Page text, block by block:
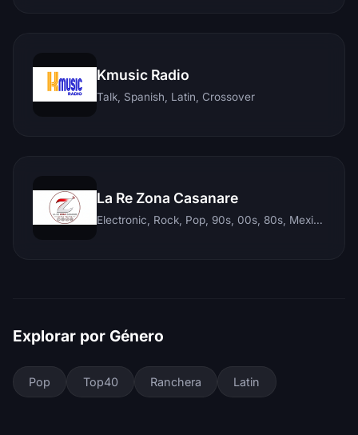
Kmusic Radio
Talk, Spanish, Latin, Crossover
La Re Zona Casanare
Electronic, Rock, Pop, 90s, 00s, 80s, Mexican, Ranchera, Reggaeton, Instrumental, Salsa, Merengue, Tropical, Romantic, Vallenato, Llanera
Explorar por Género
Pop Top40 Ranchera Latin